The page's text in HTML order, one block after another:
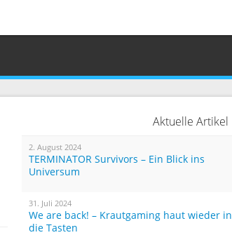
Aktuelle Artikel
2. August 2024
TERMINATOR Survivors – Ein Blick ins
Universum
31. Juli 2024
We are back! – Krautgaming haut wieder in
die Tasten